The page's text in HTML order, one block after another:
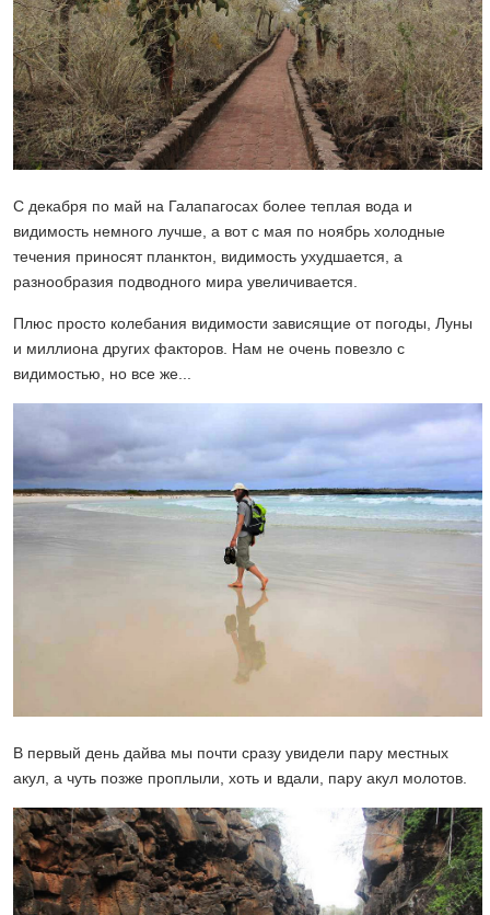
С декабря по май на Галапагосах более теплая вода и
видимость немного лучше, а вот с мая по ноябрь холодные
течения приносят планктон, видимость ухудшается, а
разнообразия подводного мира увеличивается.
Плюс просто колебания видимости зависящие от погоды, Луны
и миллиона других факторов. Нам не очень повезло с
видимостью, но все же...
В первый день дайва мы почти сразу увидели пару местных
акул, а чуть позже проплыли, хоть и вдали, пару акул молотов.